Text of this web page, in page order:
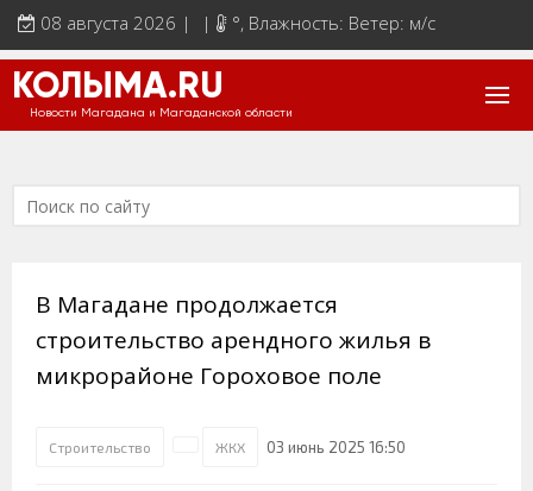
08 августа 2026 | | °, Влажность: Ветер: м/с
КОЛЫМА.RU
Новости Магадана и Магаданской области
В Магадане продолжается
строительство арендного жилья в
микрорайоне Гороховое поле
Строительство ЖКХ 03 июнь 2025 16:50